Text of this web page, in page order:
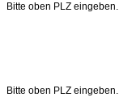
Bitte oben PLZ eingeben.
Bitte oben PLZ eingeben.